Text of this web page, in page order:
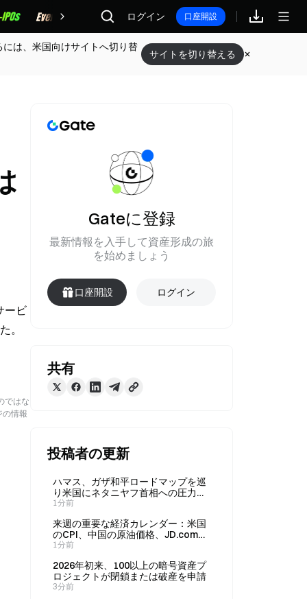
報酬 ログイン 口座開設
は、米国向けサイトへ切り替
サイトを切り替える
ービ
。
ではな
の情報
Gateに登録
最新情報を入手して資産形成の旅
を始めましょう
口座開設 ログイン
共有
投稿者の更新
ハマス、ガザ和平ロードマップを巡
り米国にネタニヤフ首相への圧力を
本日要請
1分前
来週の重要な経済カレンダー：米国
のCPI、中国の原油価格、JD.comの
決算発表に注目
1分前
2026年初来、100以上の暗号資産プ
ロジェクトが閉鎖または破産を申請
3分前